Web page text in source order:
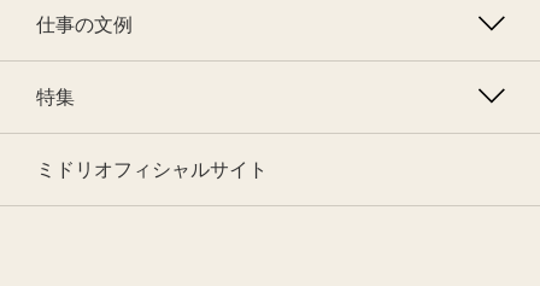
仕事の文例
特集
ミドリオフィシャルサイト